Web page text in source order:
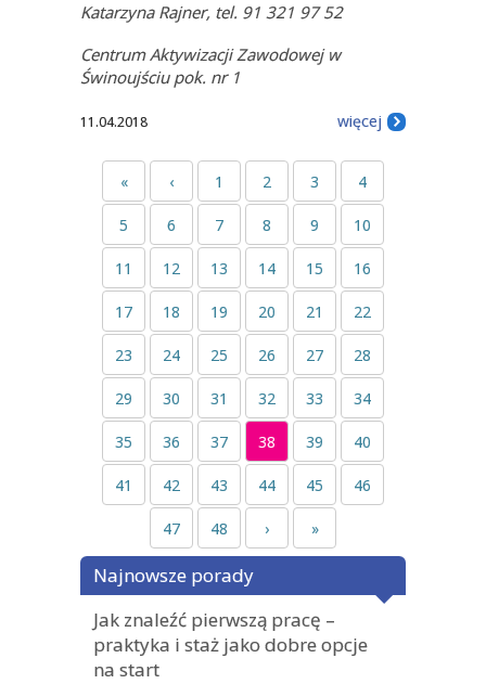
Katarzyna Rajner, tel. 91 321 97 52
Centrum Aktywizacji Zawodowej w
Świnoujściu pok. nr 1
11.04.2018 więcej
« ‹ 1 2 3 4
5 6 7 8 9 10
11 12 13 14 15 16
17 18 19 20 21 22
23 24 25 26 27 28
29 30 31 32 33 34
35 36 37 38 39 40
41 42 43 44 45 46
47 48 › »
Najnowsze porady
Jak znaleźć pierwszą pracę –
praktyka i staż jako dobre opcje
na start